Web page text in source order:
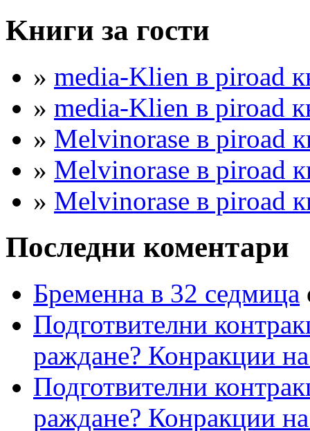
Kниги за гости
» media-Klien в piroad
» media-Klien в piroad
» Melvinorase в piroad
» Melvinorase в piroad
» Melvinorase в piroad
Последни коментари
Бременна в 32 седмица
Подготвителни
раждане? Конракции
Подготвителни
раждане? Конракции